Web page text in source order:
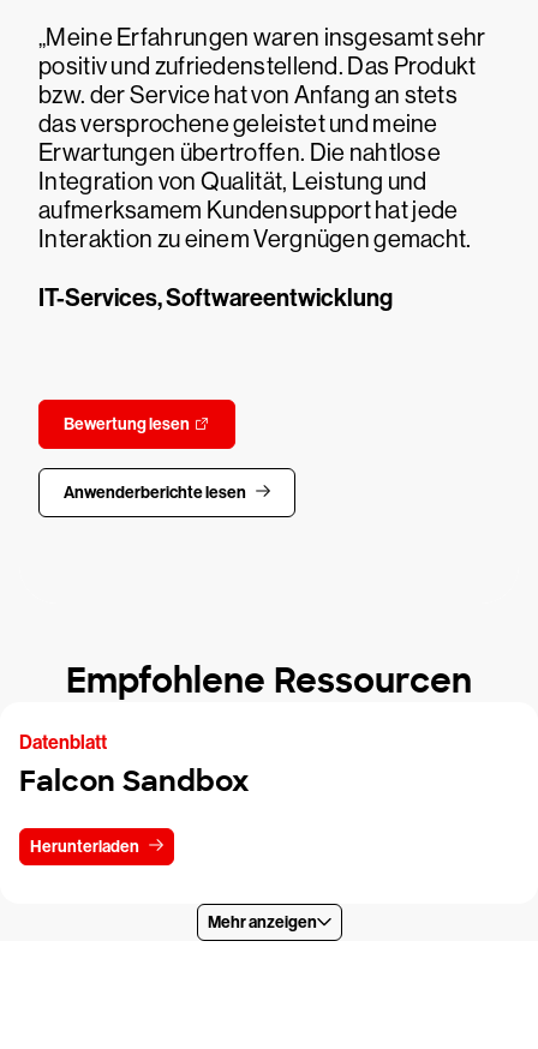
„Meine Erfahrungen waren insgesamt sehr
positiv und zufriedenstellend. Das Produkt
bzw. der Service hat von Anfang an stets
das versprochene geleistet und meine
Erwartungen übertroffen. Die nahtlose
Integration von Qualität, Leistung und
aufmerksamem Kundensupport hat jede
Interaktion zu einem Vergnügen gemacht.
IT-Services, Softwareentwicklung
Bewertung lesen
Anwenderberichte lesen
Empfohlene Ressourcen
Datenblatt
Falcon Sandbox
Herunterladen
Mehr anzeigen